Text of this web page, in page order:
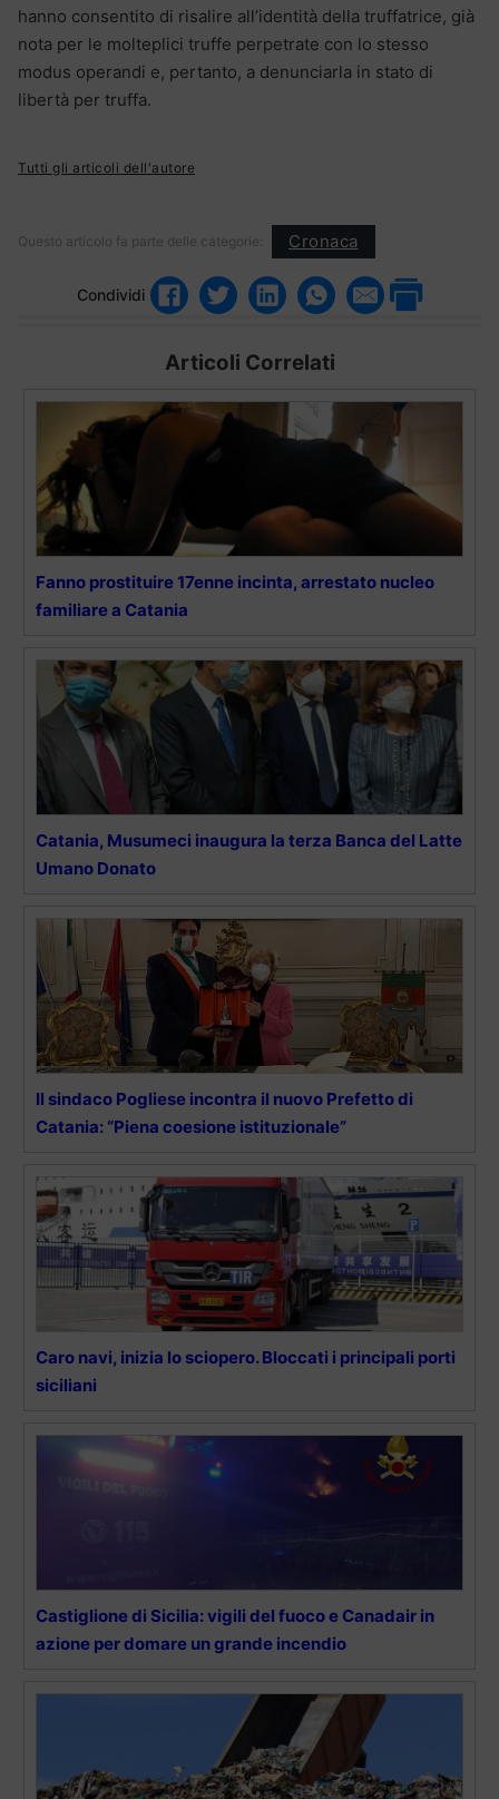
hanno consentito di risalire all’identità della truffatrice, già
nota per le molteplici truffe perpetrate con lo stesso
modus operandi e, pertanto, a denunciarla in stato di
libertà per truffa.
Tutti gli articoli dell'autore
Questo articolo fa parte delle categorie: Cronaca
Condividi
Articoli Correlati
Fanno prostituire 17enne incinta, arrestato nucleo
familiare a Catania
Catania, Musumeci inaugura la terza Banca del Latte
Umano Donato
Il sindaco Pogliese incontra il nuovo Prefetto di
Catania: “Piena coesione istituzionale”
Caro navi, inizia lo sciopero. Bloccati i principali porti
siciliani
Castiglione di Sicilia: vigili del fuoco e Canadair in
azione per domare un grande incendio